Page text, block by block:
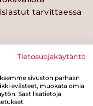
tarvittaessa
Tietosuojakäytäntö
sivuston parhaan
evästeet, muokata omia
Saat lisätietoja